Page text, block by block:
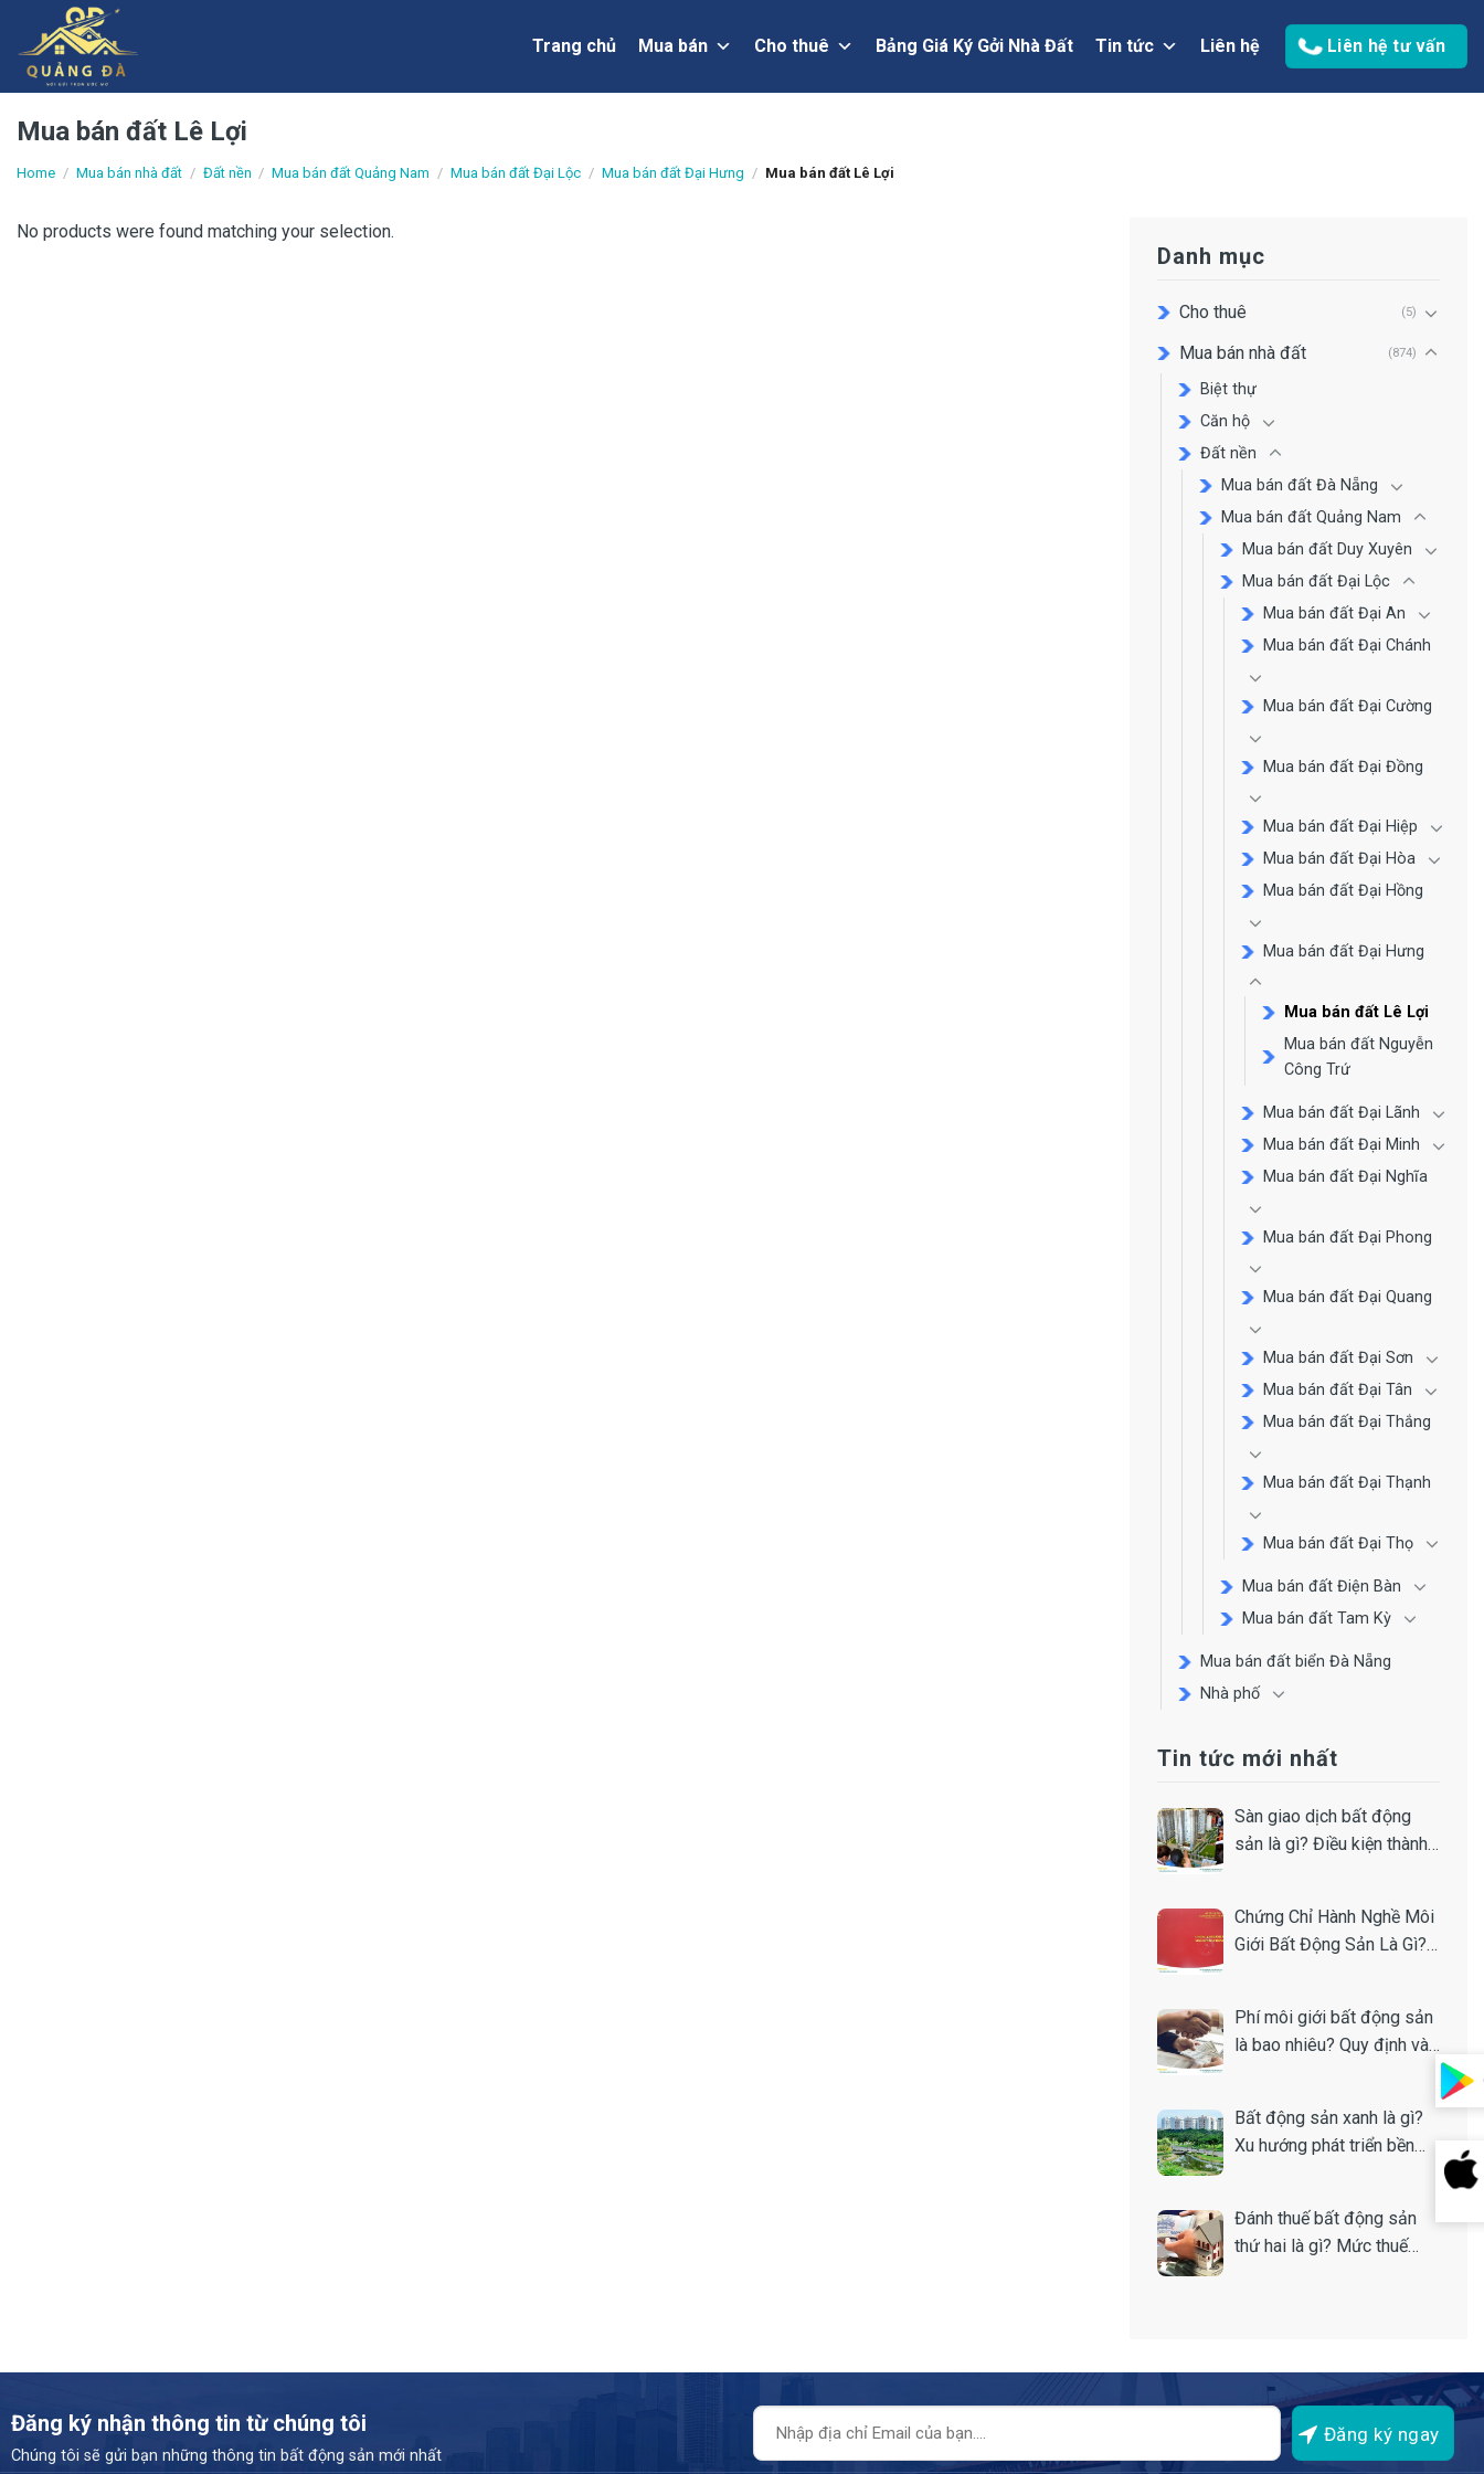
content
Trang chủ Mua bán Cho thuê Bảng Giá Ký Gởi Nhà Đất Tin tức Liên hệ Liên hệ tư vấn
Mua bán đất Lê Lợi
Home / Mua bán nhà đất / Đất nền / Mua bán đất Quảng Nam / Mua bán đất Đại Lộc / Mua bán đất Đại Hưng / Mua bán đất Lê Lợi
No products were found matching your selection.
Danh mục
Cho thuê (5)
Mua bán nhà đất (874)
Biệt thự
Căn hộ
Đất nền
Mua bán đất Đà Nẵng
Mua bán đất Quảng Nam
Mua bán đất Duy Xuyên
Mua bán đất Đại Lộc
Mua bán đất Đại An
Mua bán đất Đại Chánh
Mua bán đất Đại Cường
Mua bán đất Đại Đồng
Mua bán đất Đại Hiệp
Mua bán đất Đại Hòa
Mua bán đất Đại Hồng
Mua bán đất Đại Hưng
Mua bán đất Lê Lợi
Mua bán đất Nguyễn
Công Trứ
Mua bán đất Đại Lãnh
Mua bán đất Đại Minh
Mua bán đất Đại Nghĩa
Mua bán đất Đại Phong
Mua bán đất Đại Quang
Mua bán đất Đại Sơn
Mua bán đất Đại Tân
Mua bán đất Đại Thắng
Mua bán đất Đại Thạnh
Mua bán đất Đại Thọ
Mua bán đất Điện Bàn
Mua bán đất Tam Kỳ
Mua bán đất biển Đà Nẵng
Nhà phố
Tin tức mới nhất
Sàn giao dịch bất động
sản là gì? Điều kiện thành
Chứng Chỉ Hành Nghề Môi
Giới Bất Động Sản Là Gì?
Phí môi giới bất động sản
là bao nhiêu? Quy định và
Bất động sản xanh là gì?
Xu hướng phát triển bền
Đánh thuế bất động sản
thứ hai là gì? Mức thuế
Đăng ký nhận thông tin từ chúng tôi
Chúng tôi sẽ gửi bạn những thông tin bất động sản mới nhất